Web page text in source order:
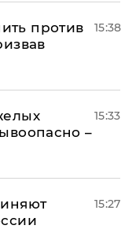
против
15:38
–
15:33
15:27